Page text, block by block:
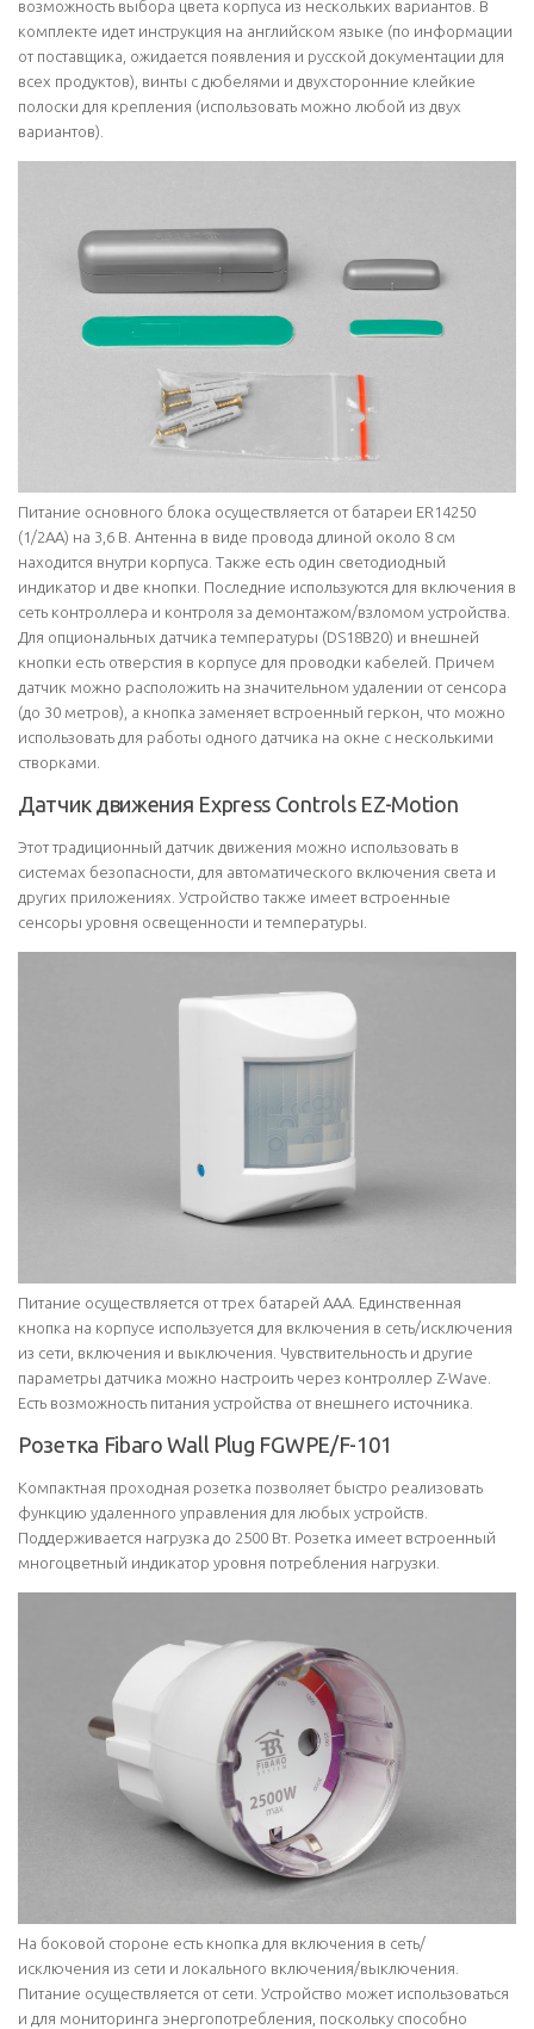
возможность выбора цвета корпуса из нескольких вариантов. В
комплекте идет инструкция на английском языке (по информации
от поставщика, ожидается появления и русской документации для
всех продуктов), винты с дюбелями и двухсторонние клейкие
полоски для крепления (использовать можно любой из двух
вариантов).
Питание основного блока осуществляется от батареи ER14250
(1/2AA) на 3,6 В. Антенна в виде провода длиной около 8 см
находится внутри корпуса. Также есть один светодиодный
индикатор и две кнопки. Последние используются для включения в
сеть контроллера и контроля за демонтажом/взломом устройства.
Для опциональных датчика температуры (DS18B20) и внешней
кнопки есть отверстия в корпусе для проводки кабелей. Причем
датчик можно расположить на значительном удалении от сенсора
(до 30 метров), а кнопка заменяет встроенный геркон, что можно
использовать для работы одного датчика на окне с несколькими
створками.
Датчик движения Express Controls EZ-Motion
Этот традиционный датчик движения можно использовать в
системах безопасности, для автоматического включения света и
других приложениях. Устройство также имеет встроенные
сенсоры уровня освещенности и температуры.
Питание осуществляется от трех батарей AAA. Единственная
кнопка на корпусе используется для включения в сеть/исключения
из сети, включения и выключения. Чувствительность и другие
параметры датчика можно настроить через контроллер Z-Wave.
Есть возможность питания устройства от внешнего источника.
Розетка Fibaro Wall Plug FGWPE/F-101
Компактная проходная розетка позволяет быстро реализовать
функцию удаленного управления для любых устройств.
Поддерживается нагрузка до 2500 Вт. Розетка имеет встроенный
многоцветный индикатор уровня потребления нагрузки.
На боковой стороне есть кнопка для включения в сеть/
исключения из сети и локального включения/выключения.
Питание осуществляется от сети. Устройство может использоваться
и для мониторинга энергопотребления, поскольку способно